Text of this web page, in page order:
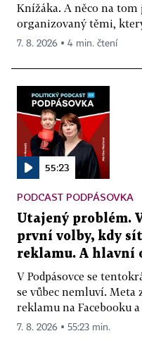
Knížáka. A něco na
organizovaný těmi,
7. 8. 2026 ▪ 4 min. čtení
55:23
PODCAST PODPÁSOVKA
Utajený problém.
první volby, kdy
reklamu. A hlavní
V Podpásovce se
se vůbec nemluví.
reklamu na Facebooku
7. 8. 2026 ▪ 55:23 min.